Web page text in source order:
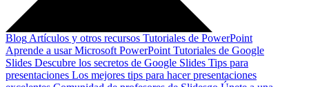
Blog Artículos y otros recursos Tutoriales de PowerPoint
Aprende a usar Microsoft PowerPoint Tutoriales de Google
Slides Descubre los secretos de Google Slides Tips para
presentaciones Los mejores tips para hacer presentaciones